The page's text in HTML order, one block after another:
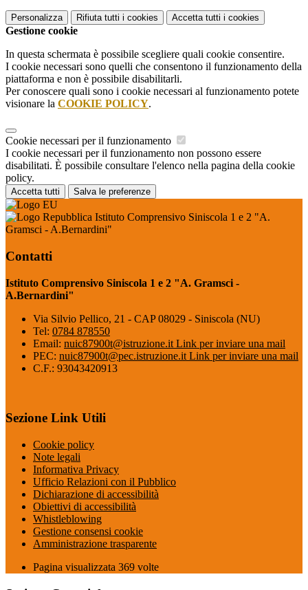
Personalizza Rifiuta tutti i cookies Accetta tutti i cookies
Gestione cookie
In questa schermata è possibile scegliere quali cookie consentire.
I cookie necessari sono quelli che consentono il funzionamento della
piattaforma e non è possibile disabilitarli.
Per conoscere quali sono i cookie necessari al funzionamento potete
visionare la COOKIE POLICY.
Cookie necessari per il funzionamento
I cookie necessari per il funzionamento non possono essere
disabilitati. È possibile consultare l'elenco nella pagina della cookie
policy.
Accetta tutti Salva le preferenze
Istituto Comprensivo Siniscola 1 e 2 "A.
Gramsci - A.Bernardini"
Contatti
Istituto Comprensivo Siniscola 1 e 2 "A. Gramsci -
A.Bernardini"
Via Silvio Pellico, 21 - CAP 08029 - Siniscola (NU)
Tel: 0784 878550
Email: nuic87900t@istruzione.it Link per inviare una mail
PEC: nuic87900t@pec.istruzione.it Link per inviare una mail
C.F.: 93043420913
Sezione Link Utili
Cookie policy
Note legali
Informativa Privacy
Ufficio Relazioni con il Pubblico
Dichiarazione di accessibilità
Obiettivi di accessibilità
Whistleblowing
Gestione consensi cookie
Amministrazione trasparente
Pagina visualizzata 369 volte